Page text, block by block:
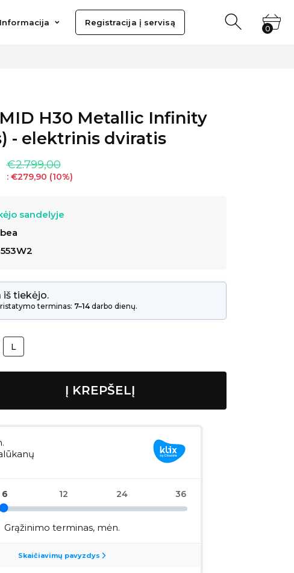
0
Informacija Registracija į servisą
0
H30 Metallic Infinity
- elektrinis dviratis
€2.799,00
: €279,90 (10%)
sandelyje
iš tiekėjo.
terminas: 7–14 darbo dienų.
L
Į KREPŠELĮ